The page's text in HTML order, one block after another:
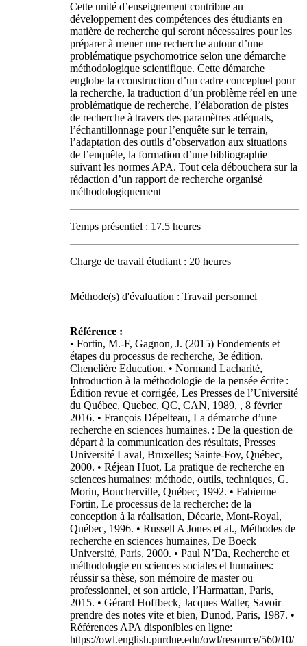
Cette unité d’enseignement contribue au
développement des compétences des étudiants en
matière de recherche qui seront nécessaires pour les
préparer à mener une recherche autour d’une
problématique psychomotrice selon une démarche
méthodologique scientifique. Cette démarche
englobe la cconstruction d’un cadre conceptuel pour
la recherche, la traduction d’un problème réel en une
problématique de recherche, l’élaboration de pistes
de recherche à travers des paramètres adéquats,
l’échantillonnage pour l’enquête sur le terrain,
l’adaptation des outils d’observation aux situations
de l’enquête, la formation d’une bibliographie
suivant les normes APA. Tout cela débouchera sur la
rédaction d’un rapport de recherche organisé
méthodologiquement
Temps présentiel : 17.5 heures
Charge de travail étudiant : 20 heures
Méthode(s) d'évaluation : Travail personnel
Référence :
• Fortin, M.-F, Gagnon, J. (2015) Fondements et
étapes du processus de recherche, 3e édition.
Chenelière Education. • Normand Lacharité,
Introduction à la méthodologie de la pensée écrite :
Édition revue et corrigée, Les Presses de l’Université
du Québec, Quebec, QC, CAN, 1989, , 8 février
2016. • François Dépelteau, La démarche d’une
recherche en sciences humaines. : De la question de
départ à la communication des résultats, Presses
Université Laval, Bruxelles; Sainte-Foy, Québec,
2000. • Réjean Huot, La pratique de recherche en
sciences humaines: méthode, outils, techniques, G.
Morin, Boucherville, Québec, 1992. • Fabienne
Fortin, Le processus de la recherche: de la
conception à la réalisation, Décarie, Mont-Royal,
Québec, 1996. • Russell A Jones et al., Méthodes de
recherche en sciences humaines, De Boeck
Université, Paris, 2000. • Paul N’Da, Recherche et
méthodologie en sciences sociales et humaines:
réussir sa thèse, son mémoire de master ou
professionnel, et son article, l’Harmattan, Paris,
2015. • Gérard Hoffbeck, Jacques Walter, Savoir
prendre des notes vite et bien, Dunod, Paris, 1987. •
Références APA disponibles en ligne:
https://owl.english.purdue.edu/owl/resource/560/10/